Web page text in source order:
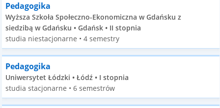
Pedagogika
Wyższa Szkoła Społeczno-Ekonomiczna w Gdańsku z
siedzibą w Gdańsku • Gdańsk • II stopnia
studia niestacjonarne • 4 semestry
Pedagogika
Uniwersytet Łódzki • Łódź • I stopnia
studia stacjonarne • 6 semestrów